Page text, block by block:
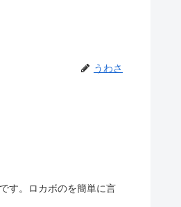
うわさ
す。ロカボのを簡単に言